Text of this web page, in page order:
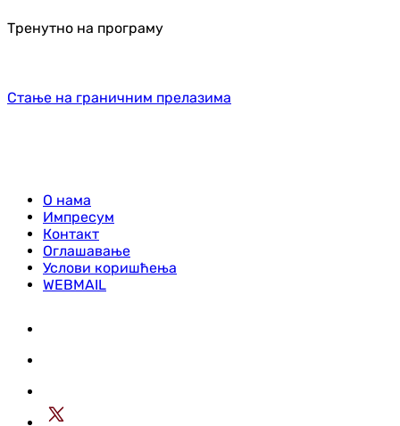
Тренутно на програму
Стање на граничним прелазима
О нама
Импресум
Контакт
Оглашавање
Услови коришћења
WEBMAIL